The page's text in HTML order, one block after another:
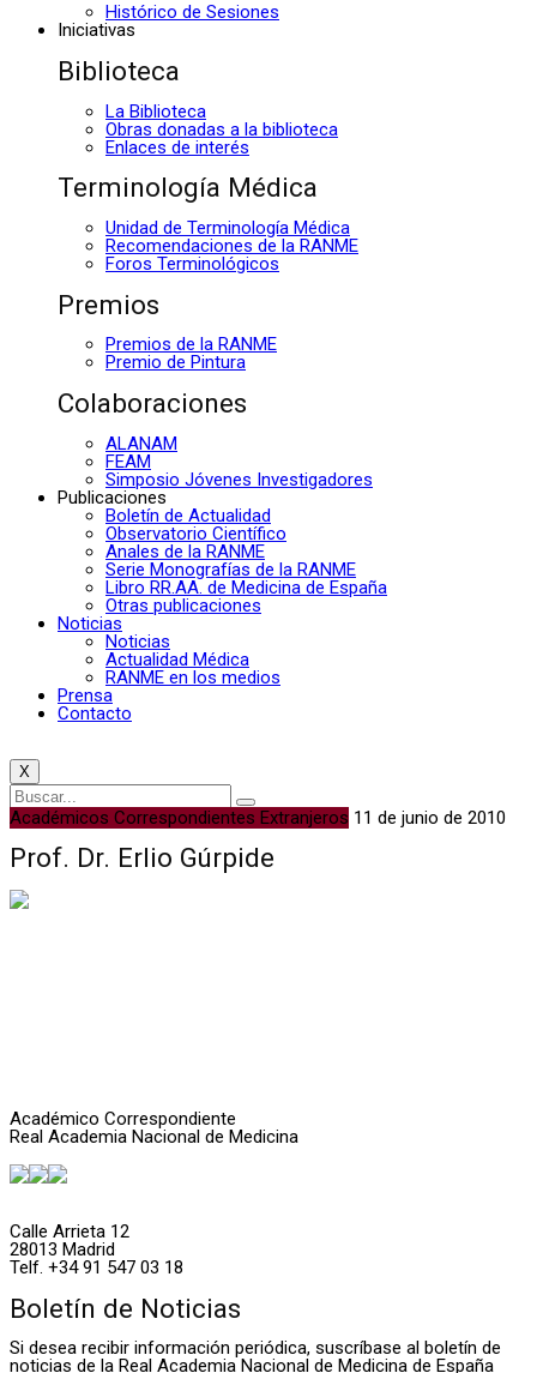
Histórico de Sesiones
Iniciativas
Biblioteca
La Biblioteca
Obras donadas a la biblioteca
Enlaces de interés
Terminología Médica
Unidad de Terminología Médica
Recomendaciones de la RANME
Foros Terminológicos
Premios
Premios de la RANME
Premio de Pintura
Colaboraciones
ALANAM
FEAM
Simposio Jóvenes Investigadores
Publicaciones
Boletín de Actualidad
Observatorio Científico
Anales de la RANME
Serie Monografías de la RANME
Libro RR.AA. de Medicina de España
Otras publicaciones
Noticias
Noticias
Actualidad Médica
RANME en los medios
Prensa
Contacto
X
Académicos Correspondientes Extranjeros 11 de junio de 2010
Prof. Dr. Erlio Gúrpide
Académico Correspondiente
Real Academia Nacional de Medicina
Calle Arrieta 12
28013 Madrid
Telf. +34 91 547 03 18
Boletín de Noticias
Si desea recibir información periódica, suscríbase al boletín de
noticias de la Real Academia Nacional de Medicina de España